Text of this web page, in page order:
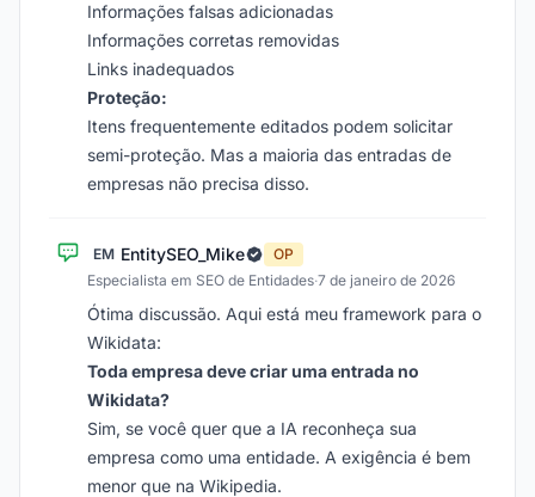
Informações falsas adicionadas
Informações corretas removidas
Links inadequados
Proteção:
Itens frequentemente editados podem solicitar
semi-proteção. Mas a maioria das entradas de
empresas não precisa disso.
EM EntitySEO_Mike
OP
Especialista em SEO de Entidades·7 de janeiro de 2026
Ótima discussão. Aqui está meu framework para o
Wikidata:
Toda empresa deve criar uma entrada no
Wikidata?
Sim, se você quer que a IA reconheça sua
empresa como uma entidade. A exigência é bem
menor que na Wikipedia.